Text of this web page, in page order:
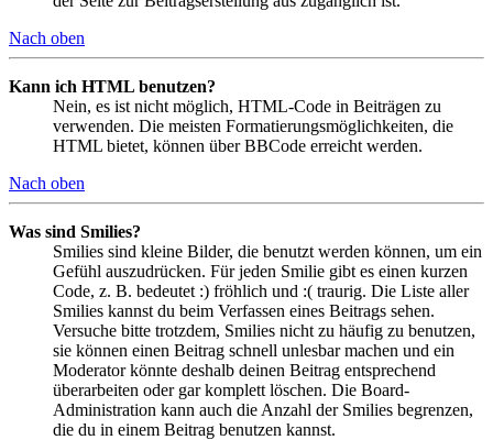
Nach oben
Kann ich HTML benutzen?
Nein, es ist nicht möglich, HTML-Code in Beiträgen zu
verwenden. Die meisten Formatierungsmöglichkeiten, die
HTML bietet, können über BBCode erreicht werden.
Nach oben
Was sind Smilies?
Smilies sind kleine Bilder, die benutzt werden können, um ein
Gefühl auszudrücken. Für jeden Smilie gibt es einen kurzen
Code, z. B. bedeutet :) fröhlich und :( traurig. Die Liste aller
Smilies kannst du beim Verfassen eines Beitrags sehen.
Versuche bitte trotzdem, Smilies nicht zu häufig zu benutzen,
sie können einen Beitrag schnell unlesbar machen und ein
Moderator könnte deshalb deinen Beitrag entsprechend
überarbeiten oder gar komplett löschen. Die Board-
Administration kann auch die Anzahl der Smilies begrenzen,
die du in einem Beitrag benutzen kannst.